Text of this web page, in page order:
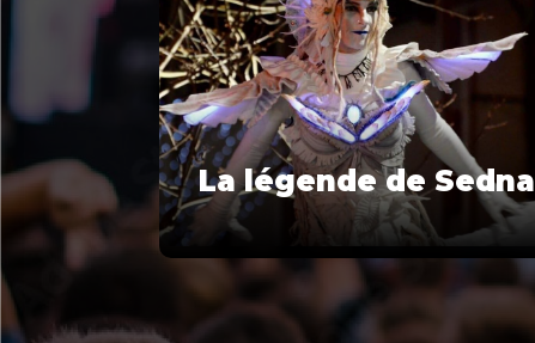
La légende de Sedna